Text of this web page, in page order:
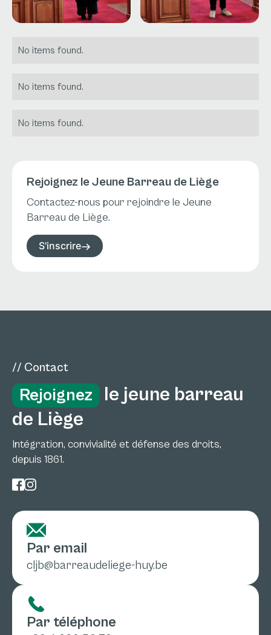
No items found.
No items found.
No items found.
Rejoignez le Jeune Barreau de Liège
Contactez-nous pour rejoindre le Jeune
Barreau de Liège.
S'inscrire
// Contact
Rejoignez
le jeune barreau
de Liège
Intégration, convivialité et défense des droits,
depuis 1861.
Par email
cljb@barreaudeliege-huy.be
Par téléphone